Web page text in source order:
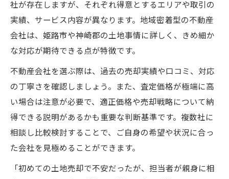
社が存在しますが、それぞれ得意とするエリアや取引の
実績、サービス内容が異なります。地域密着型の不動産
会社は、姫路市や神崎郡の土地事情に詳しく、きめ細か
な対応が期待できる点が特徴です。
不動産会社を選ぶ際は、過去の売却実績や口コミ、対応
の丁寧さを確認しましょう。また、査定価格が極端に高
い場合は注意が必要で、適正価格や売却戦略について納
得できる説明があるかも重要な判断基準です。複数社に
相談し比較検討することで、ご自身の希望や状況に合っ
た会社を見極めることができます。
「初めての土地売却で不安だったが、担当者が親身に相